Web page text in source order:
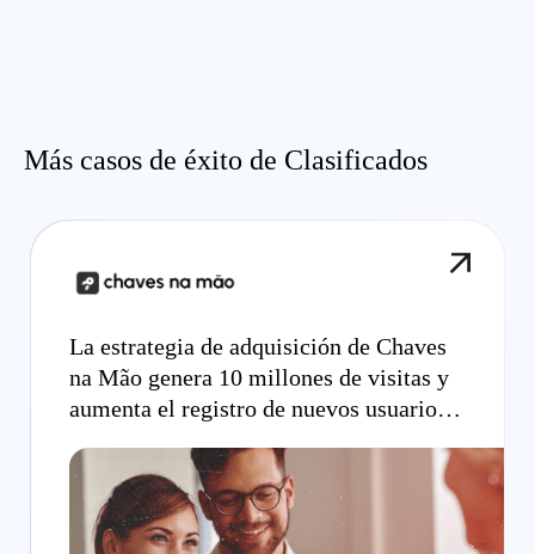
Más casos de éxito de Clasificados
La estrategia de adquisición de Chaves
na Mão genera 10 millones de visitas y
aumenta el registro de nuevos usuarios